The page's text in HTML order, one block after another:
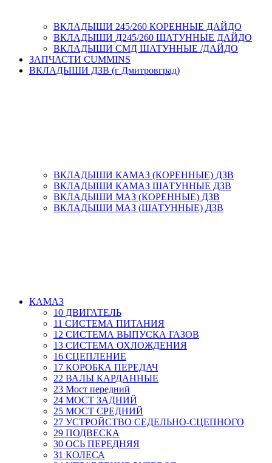
ВКЛАДЫШИ 245/260 КОРЕННЫЕ ДАЙДО
ВКЛАДЫШИ Д245/260 ШАТУННЫЕ ДАЙДО
ВКЛАДЫШИ СМД ШАТУННЫЕ /ДАЙДО
ЗАПЧАСТИ CUMMINS
ВКЛАДЫШИ ДЗВ (г Дмитровград)
ВКЛАДЫШИ КАМАЗ (КОРЕННЫЕ) ДЗВ
ВКЛАДЫШИ КАМАЗ ШАТУННЫЕ ДЗВ
ВКЛАДЫШИ МАЗ (КОРЕННЫЕ) ДЗВ
ВКЛАДЫШИ МАЗ (ШАТУННЫЕ) ДЗВ
КАМАЗ
10 ДВИГАТЕЛЬ
11 СИСТЕМА ПИТАНИЯ
12 СИСТЕМА ВЫПУСКА ГАЗОВ
13 СИСТЕМА ОХЛОЖДЕНИЯ
16 СЦЕПЛЕНИЕ
17 КОРОБКА ПЕРЕДАЧ
22 ВАЛЫ КАРДАННЫЕ
23 Мост передний
24 МОСТ ЗАДНИЙ
25 МОСТ СРЕДНИЙ
27 УСТРОЙСТВО СЕДЕЛЬНО-СЦЕПНОГО
29 ПОДВЕСКА
30 ОСЬ ПЕРЕДНЯЯ
31 КОЛЕСА